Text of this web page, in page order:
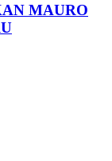
MAURO